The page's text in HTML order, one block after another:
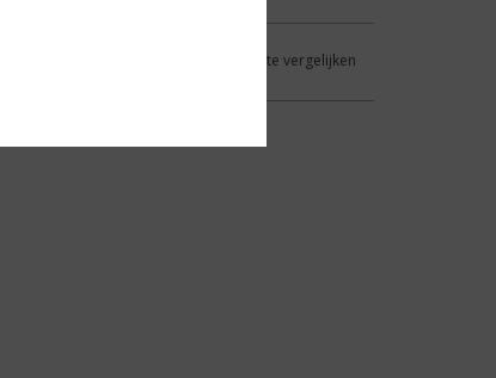
Toevoegen om te vergelijken